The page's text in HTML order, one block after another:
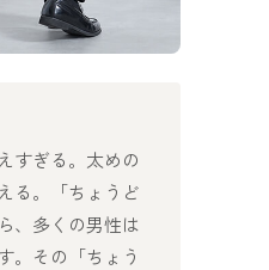
すぎる。太めの
る。「ちょうど
、多くの男性は
。その「ちょう